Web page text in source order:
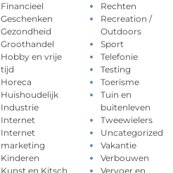
Financieel
Geschenken
Gezondheid
Groothandel
Hobby en vrije
tijd
Horeca
Huishoudelijk
Industrie
Internet
Internet
marketing
Kinderen
Kunst en Kitsch
Rechten
Recreation /
Outdoors
Sport
Telefonie
Testing
Toerisme
Tuin en
buitenleven
Tweewielers
Uncategorized
Vakantie
Verbouwen
Vervoer en